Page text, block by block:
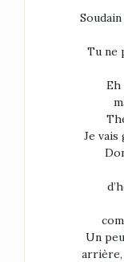
Tu ne
Eh
Je vais
Un
arrière,